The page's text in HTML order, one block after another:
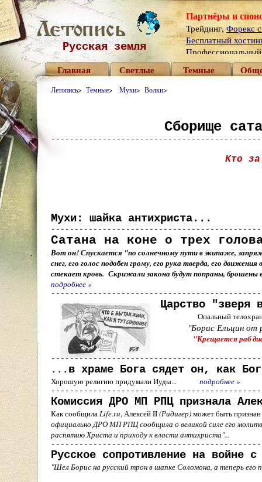
Русская земля
Главная
Светлые Темные
Летопись> Темные> Мухи> Волки>
Сборище
Кто
Мухи: шайка антихриста...
Сатана на коне о трех
Вот он! Спускается "по солнечному пути в экипаже,
снег, его голос подобен грому, его рука тверда, его
стекает кровь. Скрижали закона будут попраны,
подробнее»
Царство "зверя
Опальный телохранитель
"Борис Ельцин от
"Крещается раб диавола Борис во
... в храме Бога сядет он, как
Хорошую религию придумали Иуды... подробнее»
Комиссия ДРО МП РПЦ признала
Как сообщилаLife.ru, АлексейII(Ридигер)может быть
официально ДРО МП РПЦ сообщила о великой силе его
распятию Христа и приходу к
Русское сопротивление на войне с
"Шел Борис на русский трон в шапке Соломона, а теперь
Партнёры и
Трейдинг,Форекс
Бесплатный